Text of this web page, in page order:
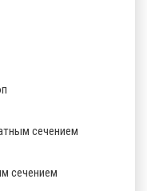
сечением
сечением